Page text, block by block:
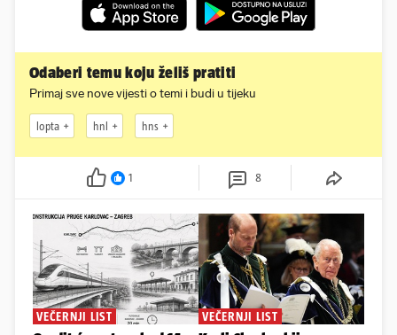
Odaberi temu koju želiš pratiti
Primaj sve nove vijesti o temi i budi u tijeku
lopta hnl hns
1 8